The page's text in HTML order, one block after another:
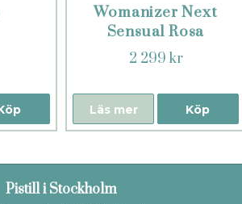
Womanizer Next
Sensual Rosa
2 299 kr
Köp
Läs mer
Pistill i Stockholm